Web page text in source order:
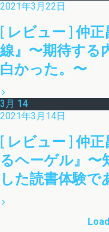
2021年3月22日
[ レビュー ] 仲
線』〜期待する
白かった。〜
3月 14
2021年3月14日
[ レビュー ] 仲
るヘーゲル』〜
した読書体験で